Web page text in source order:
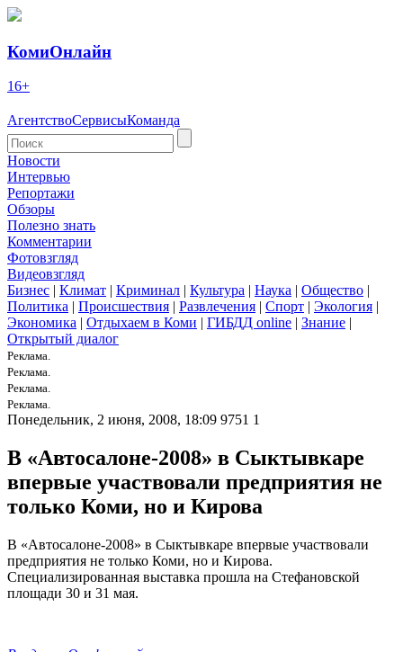
КомиОнлайн
16+
АгентствоСервисыКоманда
Новости
Интервью
Репортажи
Обзоры
Полезно знать
Комментарии
Фотовзгляд
Видеовзгляд
Бизнес | Климат | Криминал | Культура | Наука | Общество |
Политика | Происшествия | Развлечения | Спорт | Экология |
Экономика | Отдыхаем в Коми | ГИБДД online | Знание |
Открытый диалог
Реклама.
Реклама.
Реклама.
Реклама.
Понедельник, 2 июня, 2008, 18:09 9751 1
В «Автосалоне-2008» в Сыктывкаре
впервые участвовали предприятия не
только Коми, но и Кирова
В «Автосалоне-2008» в Сыктывкаре впервые участвовали
предприятия не только Коми, но и Кирова.
Специализированная выставка прошла на Стефановской
площади 30 и 31 мая.